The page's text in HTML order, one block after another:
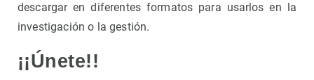
descargar en diferentes formatos para usarlos en la
investigación o la gestión.
¡¡Únete!!